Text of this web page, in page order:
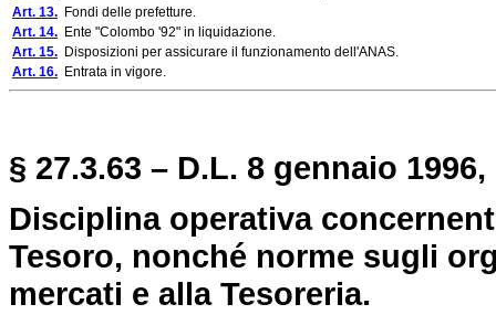
Art. 13. Fondi delle prefetture.
Art. 14. Ente "Colombo '92" in liquidazione.
Art. 15. Disposizioni per assicurare il funzionamento dell'ANAS.
Art. 16. Entrata in vigore.
§ 27.3.63 – D.L. 8 gennaio 1996,
Disciplina operativa
Tesoro, nonché norme sugli
mercati e alla Tesoreria.